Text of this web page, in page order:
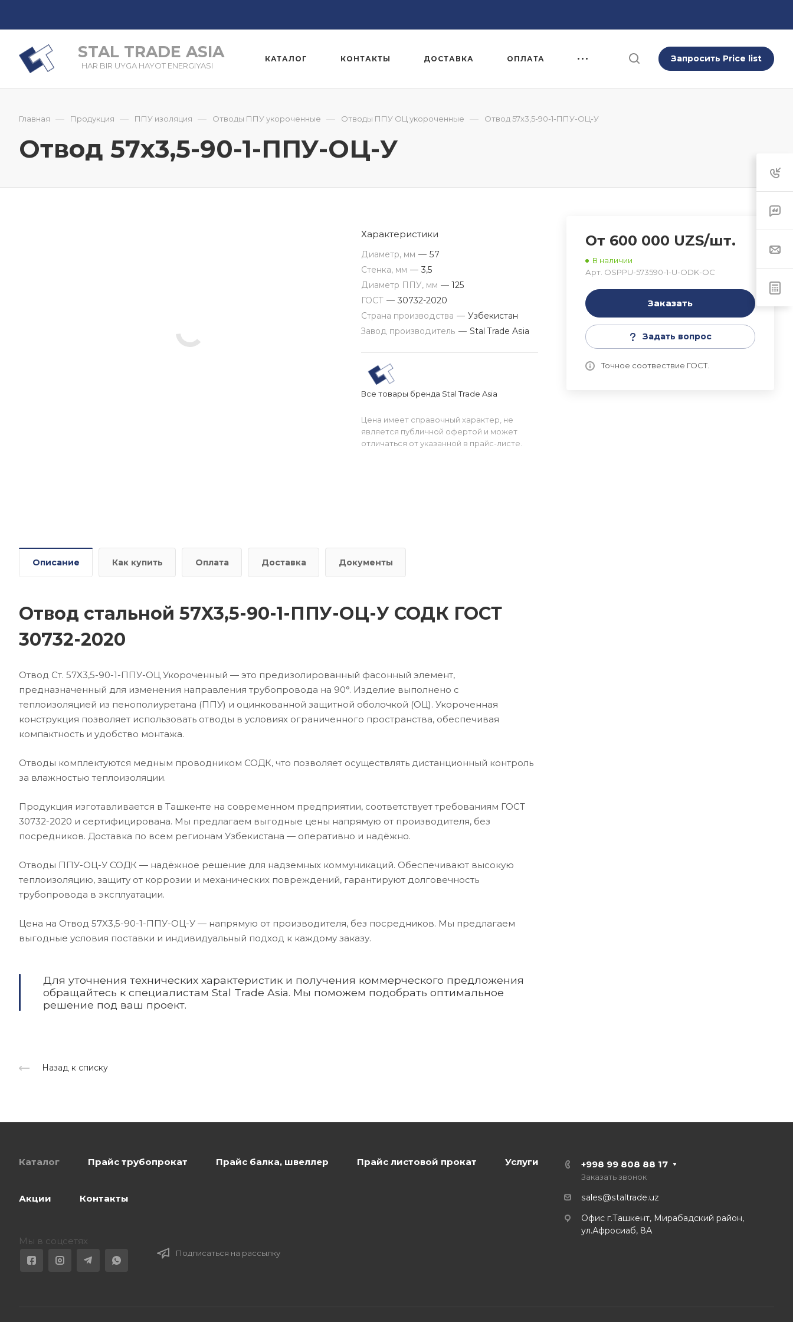
STAL TRADE ASIA
HAR BIR UYGA HAYOT ENERGIYASI
КАТАЛОГ КОНТАКТЫ ДОСТАВКА ОПЛАТА Запросить Price list
Главная — Продукция — ППУ изоляция — Отводы ППУ укороченные — Отводы ППУ ОЦ укороченные — Отвод 57x3,5-90-1-ППУ-ОЦ-У
Отвод 57x3,5-90-1-ППУ-ОЦ-У
От 600 000 UZS/шт.
В наличии
Арт. ОSPPU-573590-1-U-ODK-OC
Заказать
Задать вопрос
Точное соотвествие ГОСТ.
Характеристики
Диаметр, мм — 57
Стенка, мм — 3,5
Диаметр ППУ, мм — 125
ГОСТ — 30732-2020
Страна производства — Узбекистан
Завод производитель — Stal Trade Asia
Все товары бренда Stal Trade Asia
Цена имеет справочный характер, не
является публичной офертой и может
отличаться от указанной в прайс-листе.
Описание Как купить Оплата Доставка Документы
Отвод стальной 57X3,5-90-1-ППУ-ОЦ-У СОДК ГОСТ
30732-2020
Отвод Ст. 57X3,5-90-1-ППУ-ОЦ Укороченный — это предизолированный фасонный элемент,
предназначенный для изменения направления трубопровода на 90°. Изделие выполнено с
теплоизоляцией из пенополиуретана (ППУ) и оцинкованной защитной оболочкой (ОЦ). Укороченная
конструкция позволяет использовать отводы в условиях ограниченного пространства, обеспечивая
компактность и удобство монтажа.
Отводы комплектуются медным проводником СОДК, что позволяет осуществлять дистанционный контроль
за влажностью теплоизоляции.
Продукция изготавливается в Ташкенте на современном предприятии, соответствует требованиям ГОСТ
30732-2020 и сертифицирована. Мы предлагаем выгодные цены напрямую от производителя, без
посредников. Доставка по всем регионам Узбекистана — оперативно и надёжно.
Отводы ППУ-ОЦ-У СОДК — надёжное решение для надземных коммуникаций. Обеспечивают высокую
теплоизоляцию, защиту от коррозии и механических повреждений, гарантируют долговечность
трубопровода в эксплуатации.
Цена на Отвод 57X3,5-90-1-ППУ-ОЦ-У — напрямую от производителя, без посредников. Мы предлагаем
выгодные условия поставки и индивидуальный подход к каждому заказу.
Для уточнения технических характеристик и получения коммерческого предложения
обращайтесь к специалистам Stal Trade Asia. Мы поможем подобрать оптимальное
решение под ваш проект.
Назад к списку
Каталог Прайс трубопрокат Прайс балка, швеллер Прайс листовой прокат Услуги
Акции Контакты
Мы в соцсетях
Подписаться на рассылку
+998 99 808 88 17
Заказать звонок
sales@staltrade.uz
Офис г.Ташкент, Мирабадский район,
ул.Афросиаб, 8А